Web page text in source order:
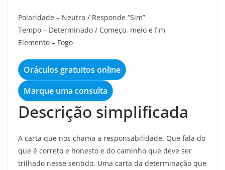
Polaridade – Neutra / Responde “Sim”
Tempo – Determinado / Começo, meio e fim
Elemento – Fogo
Oráculos gratuitos online
Marque uma consulta
Descrição simplificada
A carta que nos chama a responsabilidade. Que fala do
que é correto e honesto e do caminho que deve ser
trilhado nesse sentido. Uma carta da determinação que